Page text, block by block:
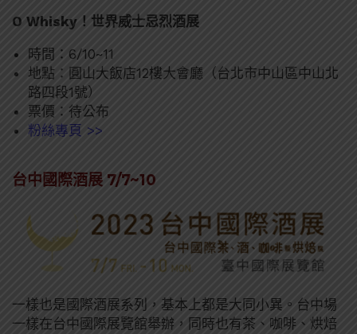
O Whisky！世界威士忌烈酒展
時間：6/10~11
地點：圓山大飯店12樓大會廳（台北市中山區中山北
路四段1號）
票價：待公布
粉絲專頁 >>
台中國際酒展 7/7~10
一樣也是國際酒展系列，基本上都是大同小異。台中場
一樣在台中國際展覽館舉辦，同時也有茶、咖啡、烘焙